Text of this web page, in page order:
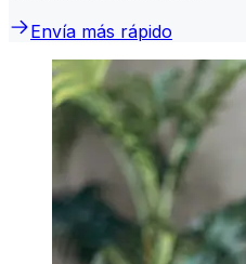
Envía más rápido